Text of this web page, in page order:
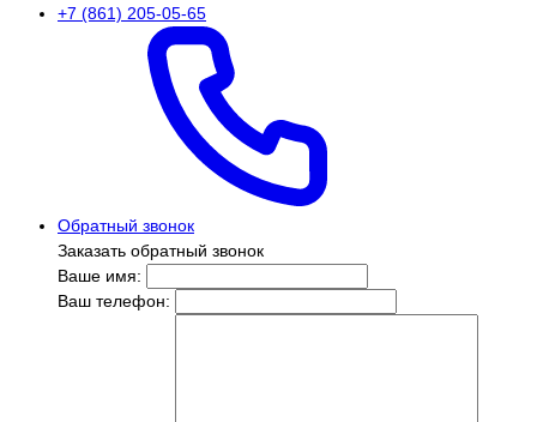
+7 (861) 205-05-65
Обратный звонок
Заказать обратный звонок
Ваше имя:
Ваш телефон: